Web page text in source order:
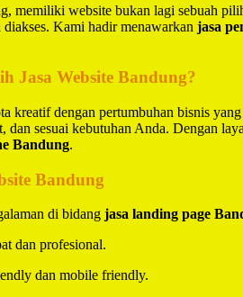
memiliki website bukan lagi sebuah
Kami hadir menawarkan jasa
Jasa Website Bandung?
kreatif dengan pertumbuhan bisnis
dan sesuai kebutuhan Anda. Dengan
Bandung.
Bandung
di bidang jasa landing page
dan profesional.
dan mobile friendly.